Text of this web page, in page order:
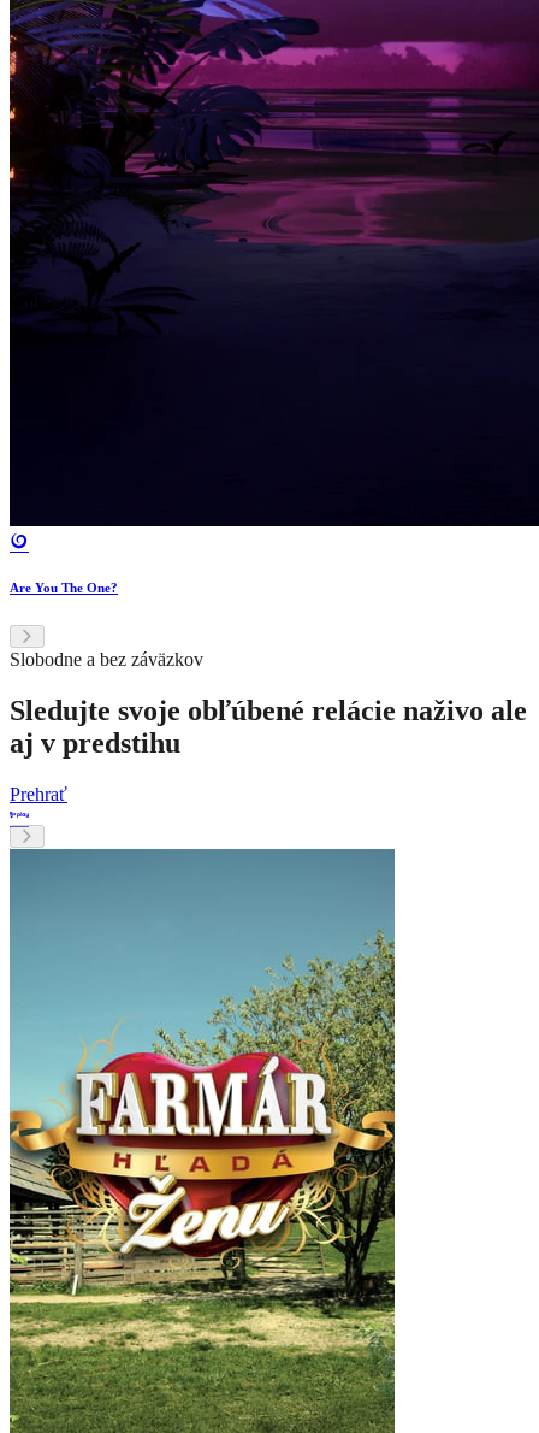
Are You The One?
Slobodne a bez záväzkov
Sledujte svoje obľúbené relácie naživo ale
aj v predstihu
Prehrať